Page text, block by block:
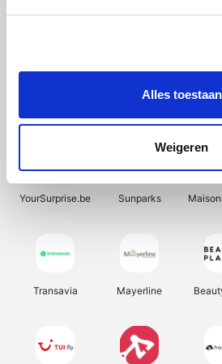
Alles toestaan
Weigeren
Shein Get Your Guide
YourSurprise.be Sunparks
Transavia Mayerline